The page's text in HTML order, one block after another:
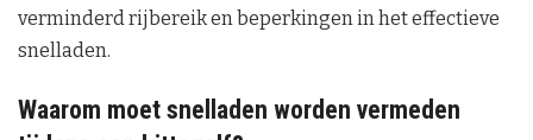
verminderd rijbereik en beperkingen in het effectieve
snelladen.
Waarom moet snelladen worden vermeden